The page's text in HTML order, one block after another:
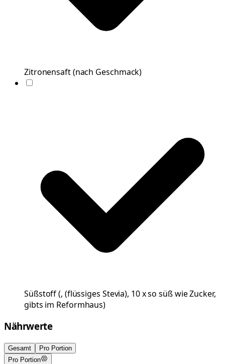
Zitronensaft(nach Geschmack)
Süßstoff(, (flüssiges Stevia), 10 x so süß wie Zucker,
gibts im Reformhaus)
Nährwerte
Gesamt
Pro Portion
Pro Portion